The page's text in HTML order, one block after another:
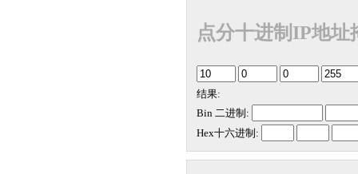
点分十进制IP地址
结果:
Bin 二进制:
Hex十六进制: